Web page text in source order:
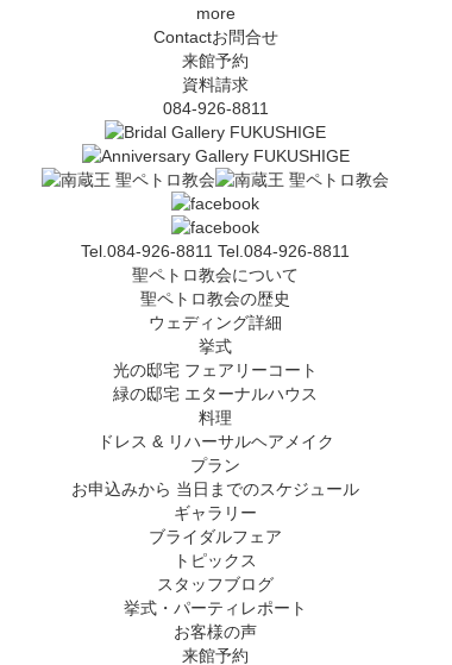
more
Contactお問合せ
来館予約
資料請求
084-926-8811
Tel.084-926-8811 Tel.084-926-8811
聖ペトロ教会について
聖ペトロ教会の歴史
ウェディング詳細
挙式
光の邸宅 フェアリーコート
緑の邸宅 エターナルハウス
料理
ドレス & リハーサルヘアメイク
プラン
お申込みから 当日までのスケジュール
ギャラリー
ブライダルフェア
トピックス
スタッフブログ
挙式・パーティレポート
お客様の声
来館予約